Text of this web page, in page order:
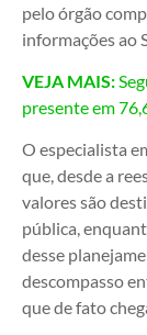
pelo órgão
informações ao
VEJA MAIS:
presente em
O especialista
que, desde a
valores são
pública,
desse
descompasso
que de fato